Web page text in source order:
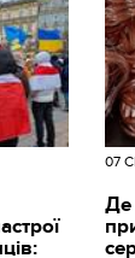
07
Де